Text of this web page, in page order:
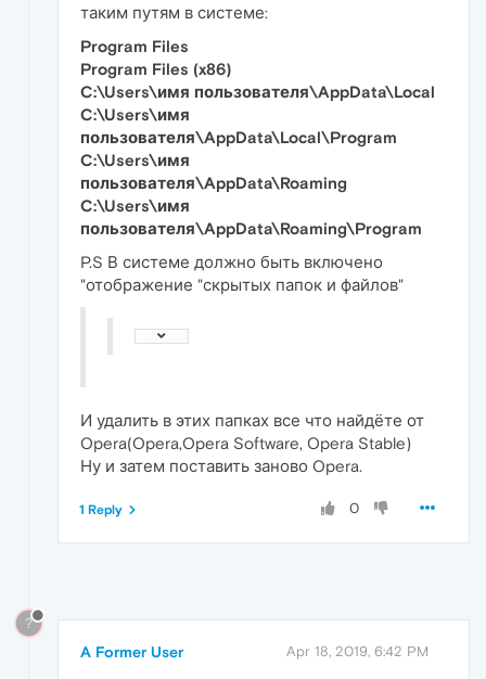
таким путям в системе:
Program Files
Program Files (x86)
C:\Users\имя пользователя\AppData\Local
C:\Users\имя
пользователя\AppData\Local\Program
C:\Users\имя
пользователя\AppData\Roaming
C:\Users\имя
пользователя\AppData\Roaming\Program
P.S В системе должно быть включено
"отображение "скрытых папок и файлов"
И удалить в этих папках все что найдёте от
Opera(Opera,Opera Software, Opera Stable)
Ну и затем поставить заново Opera.
0
1 Reply
?
A Former User Apr 18, 2019, 6:42 PM